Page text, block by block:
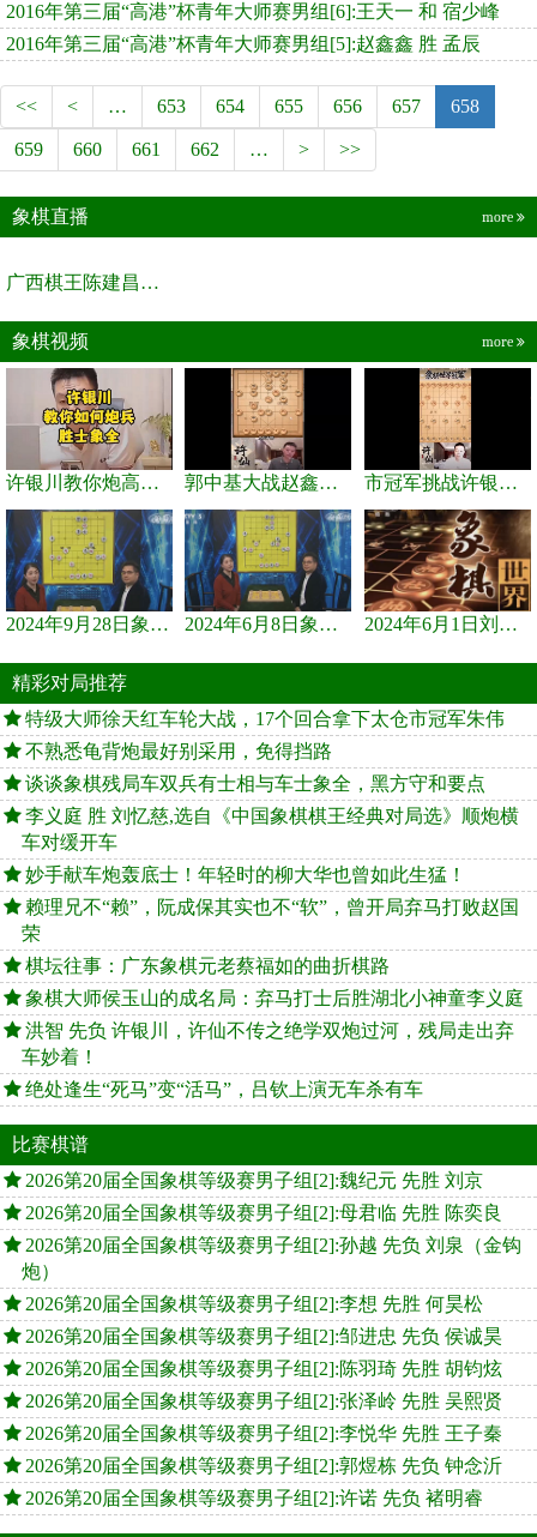
2016年第三届“高港”杯青年大师赛男组[6]:王天一 和 宿少峰
2016年第三届“高港”杯青年大师赛男组[5]:赵鑫鑫 胜 孟辰
<< < … 653 654 655 656 657 658
659 660 661 662 … > >>
象棋直播 more
广西棋王陈建昌直播间
象棋视频 more
许银川教你炮高兵士象全如何赢士象全，简单四步即可 郭中基大战赵鑫鑫，许银川激情讲解 市冠军挑战许银川，急进中兵变化真激烈！
2024年9月28日象棋世界栏目，刘君、蒋川讲解了第九届杨官璘杯象棋... 2024年6月8日象棋世界，刘君、蒋川讲解了第九届杨官璘杯全国象棋... 2024年6月1日刘君、蒋川讲解第三届上海杯象棋大师赛谢靖与李少庚...
精彩对局推荐
特级大师徐天红车轮大战，17个回合拿下太仓市冠军朱伟
不熟悉龟背炮最好别采用，免得挡路
谈谈象棋残局车双兵有士相与车士象全，黑方守和要点
李义庭 胜 刘忆慈,选自《中国象棋棋王经典对局选》顺炮横
车对缓开车
妙手献车炮轰底士！年轻时的柳大华也曾如此生猛！
赖理兄不“赖”，阮成保其实也不“软”，曾开局弃马打败赵国
荣
棋坛往事：广东象棋元老蔡福如的曲折棋路
象棋大师侯玉山的成名局：弃马打士后胜湖北小神童李义庭
洪智 先负 许银川，许仙不传之绝学双炮过河，残局走出弃
车妙着！
绝处逢生“死马”变“活马”，吕钦上演无车杀有车
比赛棋谱
2026第20届全国象棋等级赛男子组[2]:魏纪元 先胜 刘京
2026第20届全国象棋等级赛男子组[2]:母君临 先胜 陈奕良
2026第20届全国象棋等级赛男子组[2]:孙越 先负 刘泉（金钩
炮）
2026第20届全国象棋等级赛男子组[2]:李想 先胜 何昊松
2026第20届全国象棋等级赛男子组[2]:邹进忠 先负 侯诚昊
2026第20届全国象棋等级赛男子组[2]:陈羽琦 先胜 胡钧炫
2026第20届全国象棋等级赛男子组[2]:张泽岭 先胜 吴熙贤
2026第20届全国象棋等级赛男子组[2]:李悦华 先胜 王子秦
2026第20届全国象棋等级赛男子组[2]:郭煜栋 先负 钟念沂
2026第20届全国象棋等级赛男子组[2]:许诺 先负 褚明睿